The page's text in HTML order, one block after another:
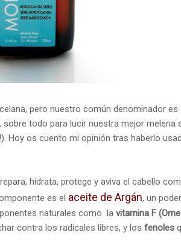
pero nuestro común denominador es
, sobre todo para lucir nuestra mejor melena
Hoy os cuento mi opinión tras haberlo
hidrata, protege y aviva el cabello
es el aceite de Argán, un
naturales como la vitamina F
contra los radicales libres, y los fenoles